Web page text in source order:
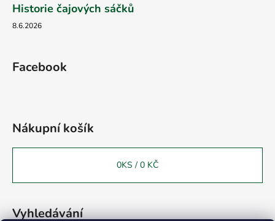
Historie čajových sáčků
8.6.2026
Facebook
Nákupní košík
0KS / 0 KČ
Vyhledávání